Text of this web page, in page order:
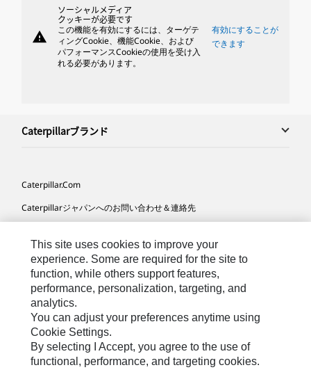
warning
ソーシャルメディア
クッキーが必要です
この機能を有効にするには、ターゲテ
ィングCookie、機能Cookie、および
パフォーマンスCookieの使用を受け入
れる必要があります。
有効にすることが
できます
Caterpillarブランド
Caterpillar.com
Caterpillarジャパンへのお問い合わせ＆連絡先
サイト･マップ
Cookie Settings
法的事項
プライバシー
This site uses cookies to improve your
experience. Some are required for the site to
function, while others support features,
performance, personalization, targeting, and
analytics.
You can adjust your preferences anytime using
Cookie Settings.
By selecting I Accept, you agree to the use of
functional, performance, and targeting cookies.